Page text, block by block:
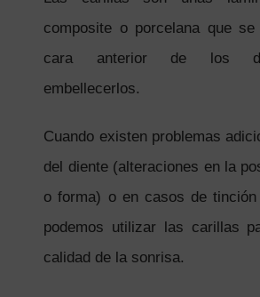
composite o porcelana que
cara anterior de los
embellecerlos.
Cuando existen problemas
del diente (alteraciones en la
o forma) o en casos de tinción
podemos utilizar las carillas
calidad de la sonrisa.